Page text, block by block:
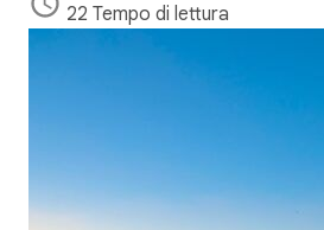
22 Tempo di lettura